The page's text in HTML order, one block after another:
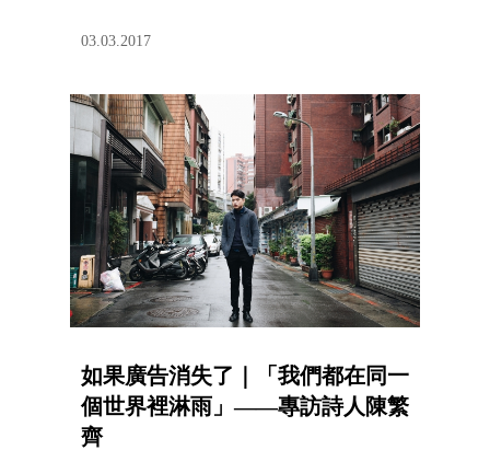
03.03.2017
如果廣告消失了｜「我們都在同一
個世界裡淋雨」——專訪詩人陳繁
齊